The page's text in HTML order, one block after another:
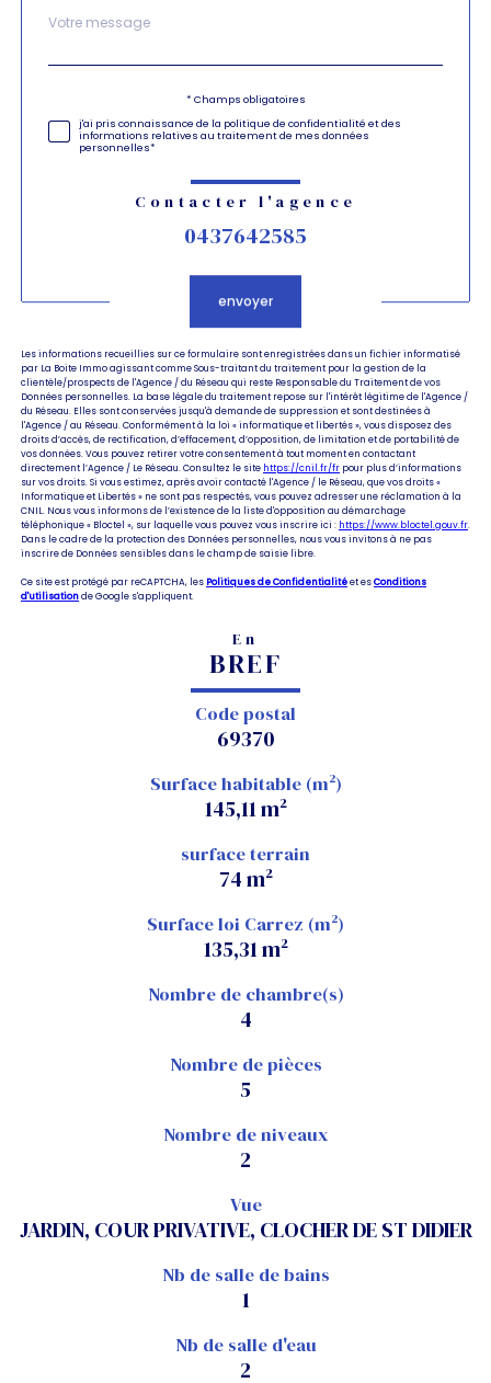
Fieldset
Message
*
* Champs obligatoires
j'ai pris connaissance de la politique de confidentialité et des
informations relatives au traitement de mes données
personnelles*
Contacter l'agence
0437642585
envoyer
Les informations recueillies sur ce formulaire sont enregistrées dans un fichier informatisé
par La Boite Immo agissant comme Sous-traitant du traitement pour la gestion de la
clientèle/prospects de l'Agence / du Réseau qui reste Responsable du Traitement de vos
Données personnelles. La base légale du traitement repose sur l'intérêt légitime de l'Agence /
du Réseau. Elles sont conservées jusqu'à demande de suppression et sont destinées à
l'Agence / au Réseau. Conformément à la loi « informatique et libertés », vous disposez des
droits d’accès, de rectification, d’effacement, d’opposition, de limitation et de portabilité de
vos données. Vous pouvez retirer votre consentement à tout moment en contactant
directement l’Agence / Le Réseau. Consultez le site https://cnil.fr/fr pour plus d’informations
sur vos droits. Si vous estimez, après avoir contacté l'Agence / le Réseau, que vos droits «
Informatique et Libertés » ne sont pas respectés, vous pouvez adresser une réclamation à la
CNIL. Nous vous informons de l’existence de la liste d'opposition au démarchage
téléphonique « Bloctel », sur laquelle vous pouvez vous inscrire ici : https://www.bloctel.gouv.fr.
Dans le cadre de la protection des Données personnelles, nous vous invitons à ne pas
inscrire de Données sensibles dans le champ de saisie libre.
Ce site est protégé par reCAPTCHA, les Politiques de Confidentialitéet esConditions
d'utilisationde Google s'appliquent.
En
BREF
Code postal
69370
Surface habitable (m²)
145,11 m²
surface terrain
74 m²
Surface loi Carrez (m²)
135,31 m²
Nombre de chambre(s)
4
Nombre de pièces
5
Nombre de niveaux
2
Vue
JARDIN, COUR PRIVATIVE, CLOCHER DE ST DIDIER
Nb de salle de bains
1
Nb de salle d'eau
2